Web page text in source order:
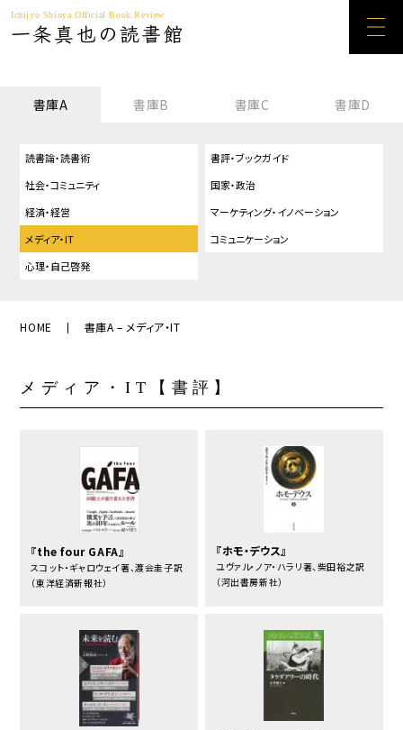
Ichijyo Shinya Official Book Review
一条真也の読書館
書庫A 書庫B 書庫C 書庫D
読書論・読書術
書評・ブックガイド
社会・コミュニティ
国家・政治
経済・経営
マーケティング・イノベーション
メディア・IT
コミュニケーション
心理・自己啓発
HOME 書庫A – メディア・IT
メディア・IT【書評】
『the four GAFA』
スコット・ギャロウェイ著、渡会圭子訳
（東洋経済新報社）
『ホモ・デウス』
ユヴァル・ノア・ハラリ著、柴田裕之訳
（河出書房新社）